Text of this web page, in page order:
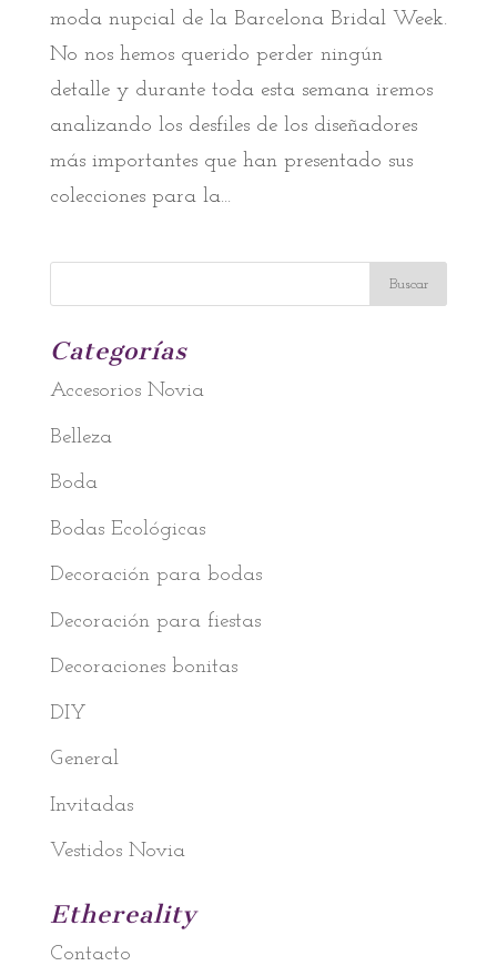
moda nupcial de la Barcelona Bridal Week.
No nos hemos querido perder ningún
detalle y durante toda esta semana iremos
analizando los desfiles de los diseñadores
más importantes que han presentado sus
colecciones para la...
Categorías
Accesorios Novia
Belleza
Boda
Bodas Ecológicas
Decoración para bodas
Decoración para fiestas
Decoraciones bonitas
DIY
General
Invitadas
Vestidos Novia
Ethereality
Contacto